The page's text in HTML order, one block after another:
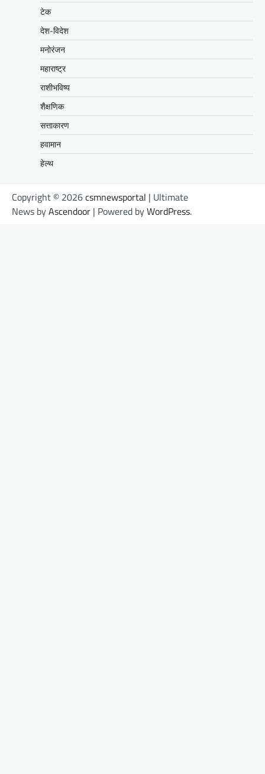
टेक
देश-विदेश
मनोरंजन
महाराष्ट्र
राशीभविष्य
शैक्षणिक
सत्ताकारण
हवामान
हेल्थ
Copyright © 2026csmnewsportal | Ultimate
News byAscendoor | Powered byWordPress.